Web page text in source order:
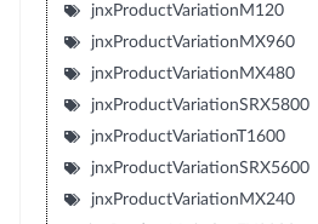
jnxProductVariationM120
jnxProductVariationMX960
jnxProductVariationMX480
jnxProductVariationSRX5800
jnxProductVariationT1600
jnxProductVariationSRX5600
jnxProductVariationMX240